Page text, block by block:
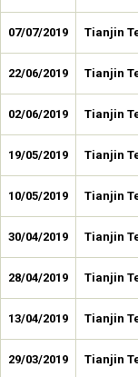
07/07/2019 Tianjin
22/06/2019 Tianjin
02/06/2019 Tianjin
19/05/2019 Tianjin
10/05/2019 Tianjin
30/04/2019 Tianjin
28/04/2019 Tianjin
13/04/2019 Tianjin
29/03/2019 Tianjin